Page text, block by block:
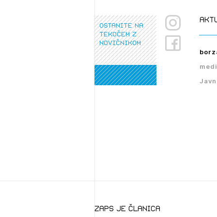
ostanite na
tekočem z
novičnikom
zaps je članica